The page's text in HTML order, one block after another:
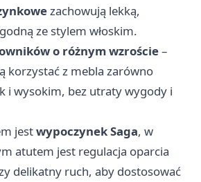
zachowują lekką,
ze stylem włoskim.
o różnym wzroście–
korzystać z mebla zarówno
i wysokim, bez utraty wygody i
jestwypoczynek Saga, w
atutem jest regulacja oparcia
delikatny ruch, aby dostosować